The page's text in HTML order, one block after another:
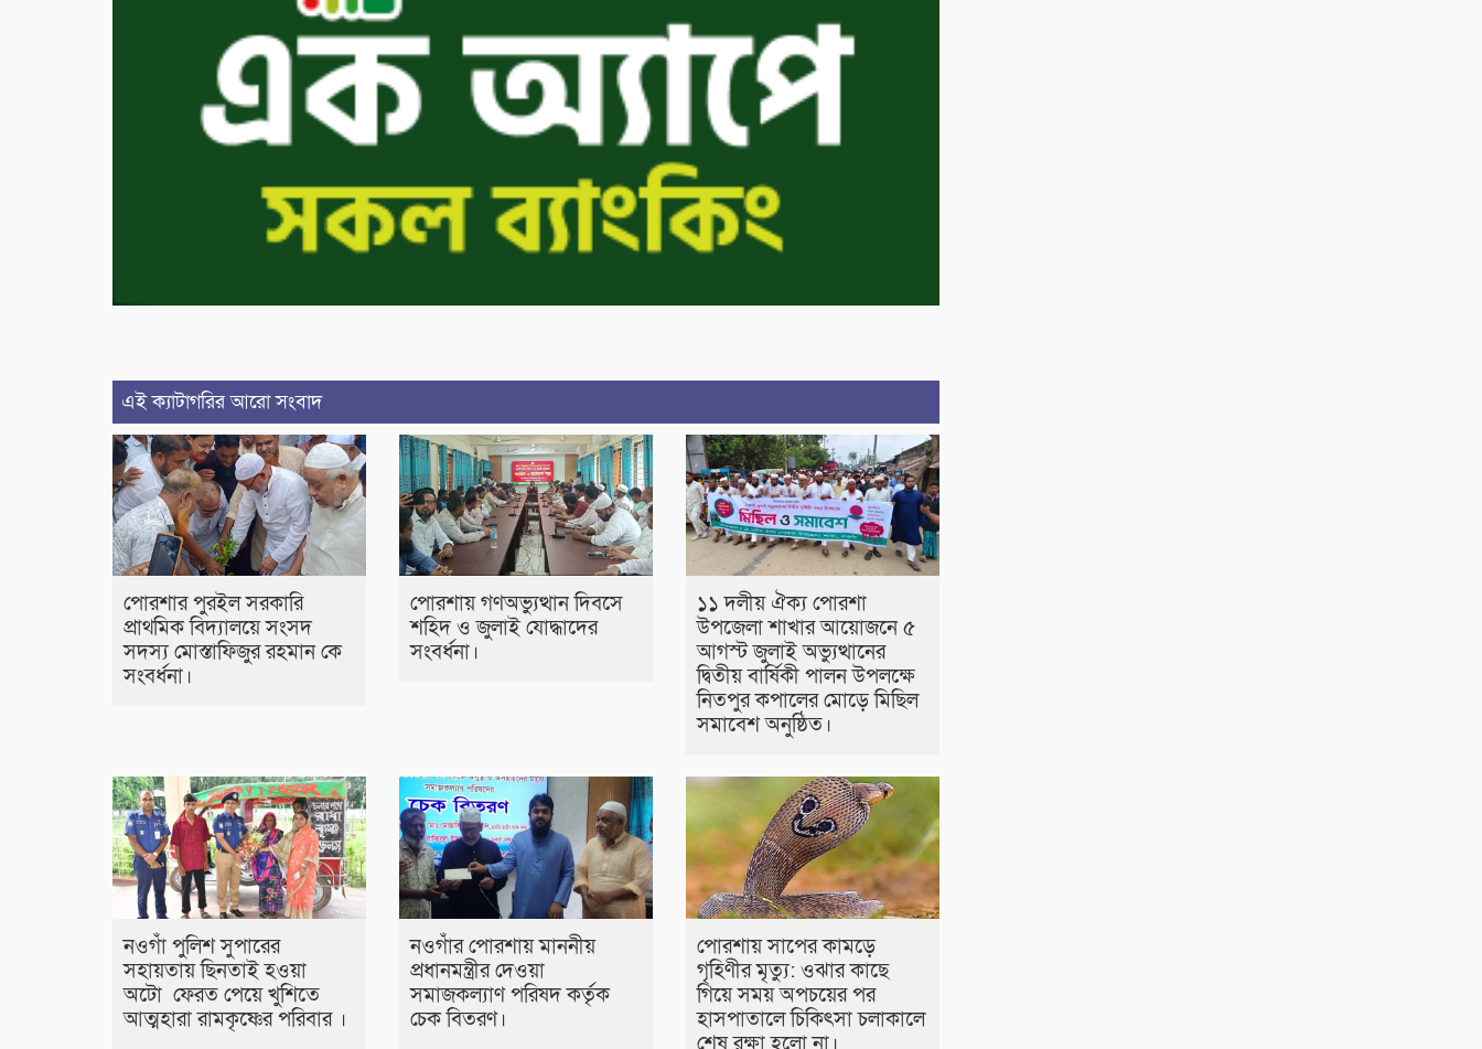
এই ক্যাটাগরির আরো সংবাদ
পোরশার পুরইল সরকারি
প্রাথমিক বিদ্যালয়ে সংসদ
সদস্য মোস্তাফিজুর রহমান কে
সংবর্ধনা।
পোরশায় গণঅভ্যুত্থান দিবসে
শহিদ ও জুলাই যোদ্ধাদের
সংবর্ধনা।
১১ দলীয় ঐক্য পোরশা
উপজেলা শাখার আয়োজনে ৫
আগস্ট জুলাই অভ্যুত্থানের
দ্বিতীয় বার্ষিকী পালন উপলক্ষে
নিতপুর কপালের মোড়ে মিছিল
সমাবেশ অনুষ্ঠিত।
নওগাঁ পুলিশ সুপারের
সহায়তায় ছিনতাই হওয়া
অটো ফেরত পেয়ে খুশিতে
আত্মহারা রামকৃষ্ণের পরিবার ।
নওগাঁর পোরশায় মাননীয়
প্রধানমন্ত্রীর দেওয়া
সমাজকল্যাণ পরিষদ কর্তৃক
চেক বিতরণ।
পোরশায় সাপের কামড়ে
গৃহিণীর মৃত্যু: ওঝার কাছে
গিয়ে সময় অপচয়ের পর
হাসপাতালে চিকিৎসা চলাকালে